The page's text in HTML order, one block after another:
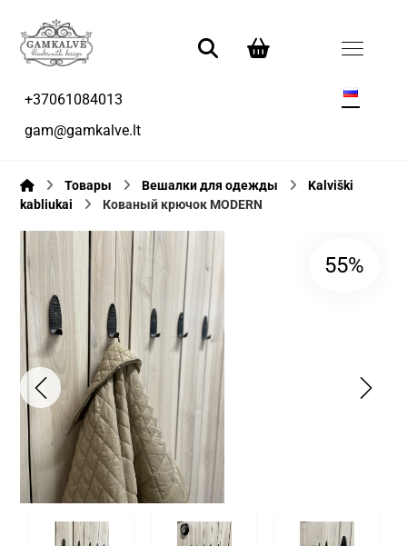
+37061084013
gam@gamkalve.lt
Товары Вешалки для одежды
Kalviški
kabliukai
Кованый крючок MODERN
55%